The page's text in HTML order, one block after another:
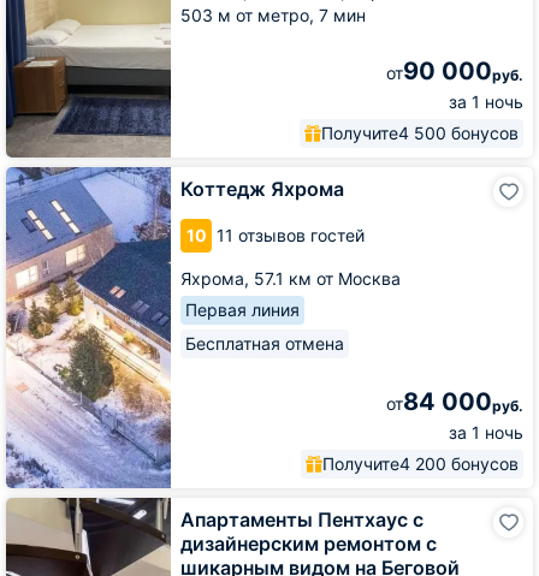
503 м от метро, 7 мин
от90 000руб.
за 1 ночь
Получите4 500 бонусов
Коттедж Яхрома
10 11 отзывов гостей
Яхрома, 57.1 км от Москва
Первая линия
Бесплатная отмена
от84 000руб.
за 1 ночь
Получите4 200 бонусов
Коттедж
Яхрома
Апартаменты Пентхаус с
дизайнерским ремонтом с
шикарным видом на Беговой
Апартаменты
Пентхаус
с
дизайнерским